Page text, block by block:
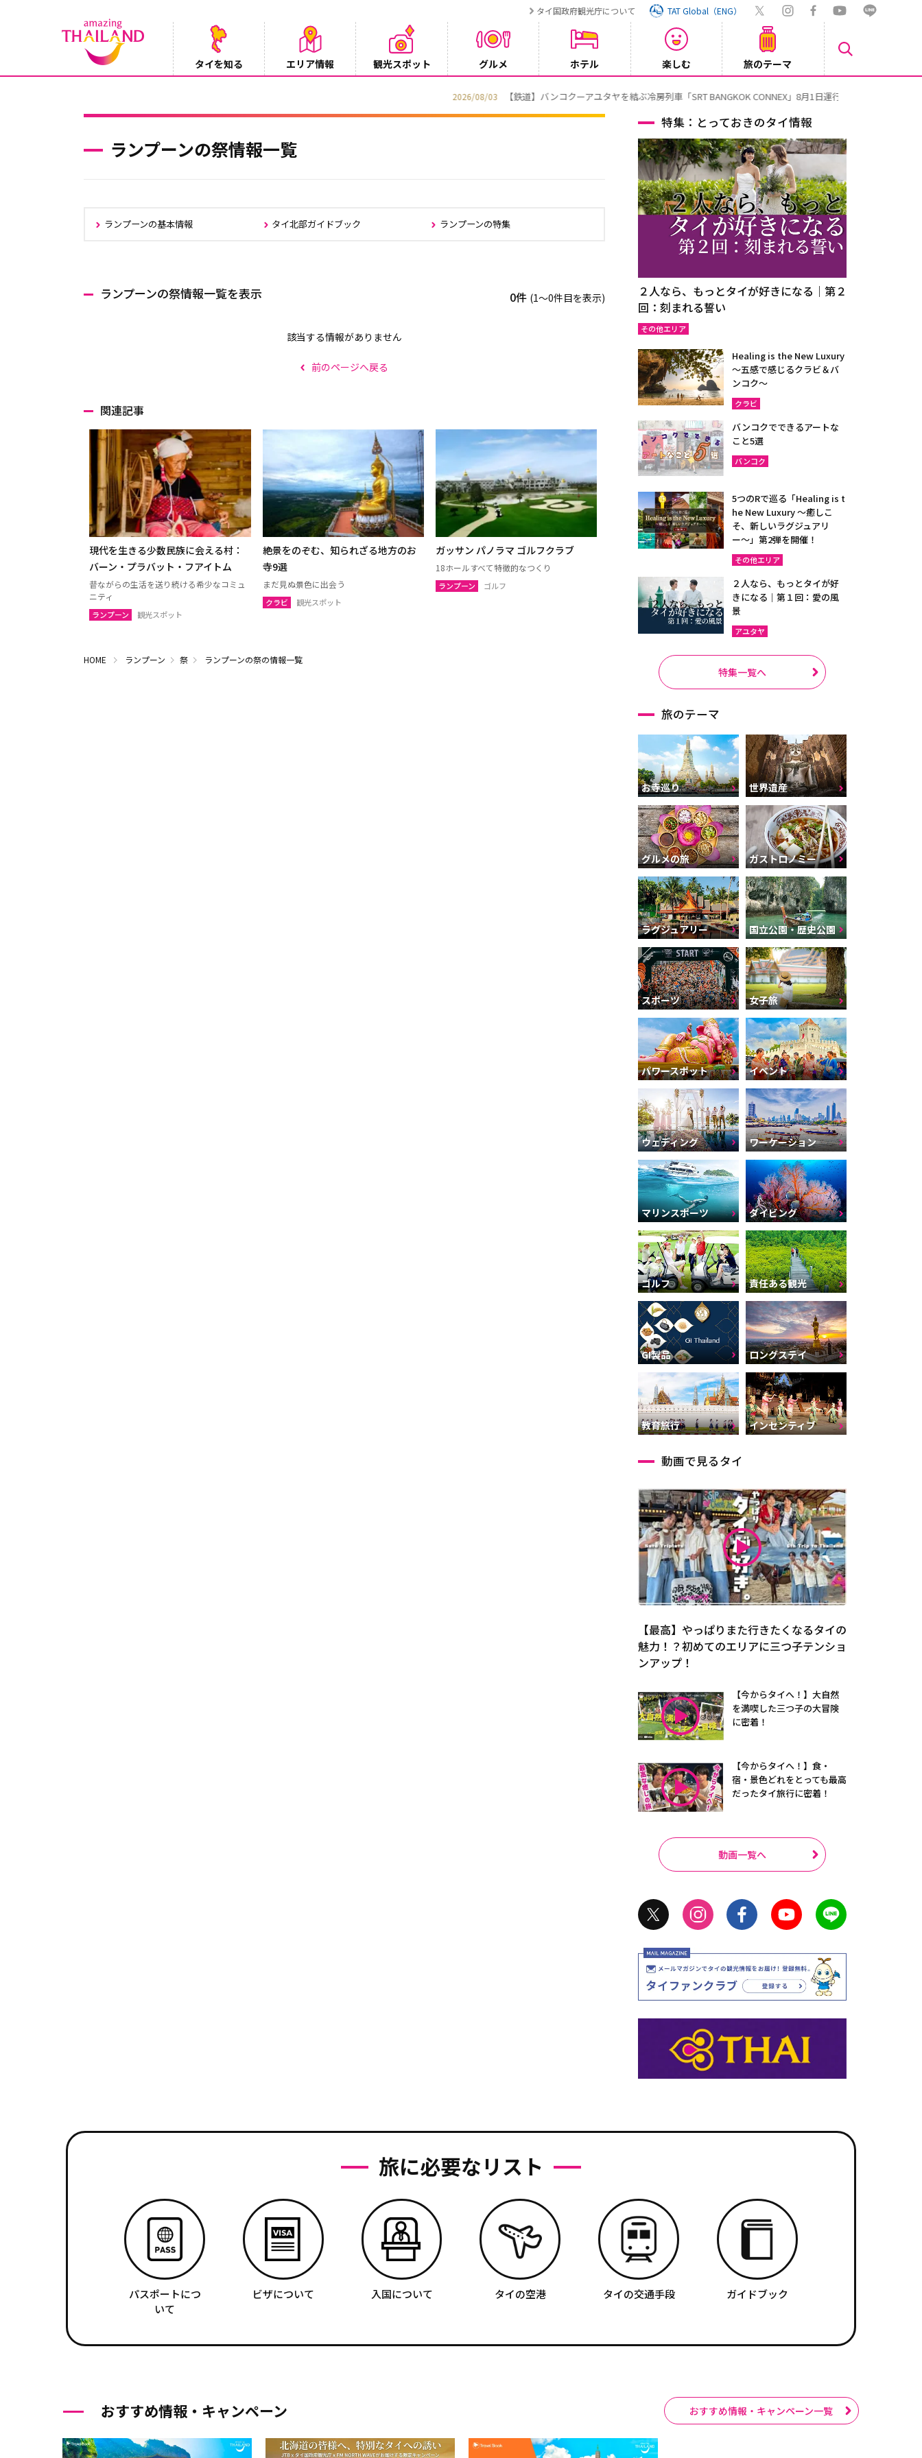
タイ国政府観光庁について TAT Global（ENG）
タイを知る エリア情報 観光スポット グルメ ホテル 楽しむ 旅のテーマ
【鉄道】バンコクーアユタヤを結ぶ冷房列車「SRT BANGKOK CONNEX」8月1日運行開始
ランプーンの祭情報一覧
ランプーンの基本情報 タイ北部ガイドブック ランプーンの特集
ランプーンの祭情報一覧を表示 0件 (1〜0件目を表示)
該当する情報がありません
前のページへ戻る
関連記事
現代を生きる少数民族に会える村：
バーン・プラバット・フアイトム
昔ながらの生活を送り続ける希少なコミュ
ニティ
ランプーン 観光スポット
絶景をのぞむ、知られざる地方のお
寺9選
まだ見ぬ景色に出会う
クラビ 観光スポット
ガッサン パノラマ ゴルフクラブ
18ホールすべて特徴的なつくり
ランプーン ゴルフ
HOME ランプーン 祭 ランプーンの祭の情報一覧
特集：とっておきのタイ情報
２人なら、もっとタイが好きになる｜第２
回：刻まれる誓い
その他エリア
Healing is the New Luxury
～五感で感じるクラビ＆バ
ンコク～
クラビ
バンコクでできるアートな
こと5選
バンコク
5つのRで巡る「Healing is t
he New Luxury ～癒しこ
そ、新しいラグジュアリ
ー〜」第2弾を開催！
その他エリア
２人なら、もっとタイが好
きになる｜第１回：愛の風
景
アユタヤ
特集一覧へ
旅のテーマ
お寺巡り 世界遺産
グルメの旅 ガストロノミー
ラグジュアリー 国立公園・歴史公園
スポーツ 女子旅
パワースポット イベント
ウェディング ワーケーション
マリンスポーツ ダイビング
ゴルフ 責任ある観光
GI製品 ロングステイ
教育旅行 インセンティブ
動画で見るタイ
【最高】やっぱりまた行きたくなるタイの
魅力！？初めてのエリアに三つ子テンショ
ンアップ！
【今からタイへ！】大自然
を満喫した三つ子の大冒険
に密着！
【今からタイへ！】食・
宿・景色どれをとっても最高
だったタイ旅行に密着！
動画一覧へ
旅に必要なリスト
パスポートにつ
いて
ビザについて 入国について タイの空港 タイの交通手段 ガイドブック
おすすめ情報・キャンペーン おすすめ情報・キャンペーン一覧